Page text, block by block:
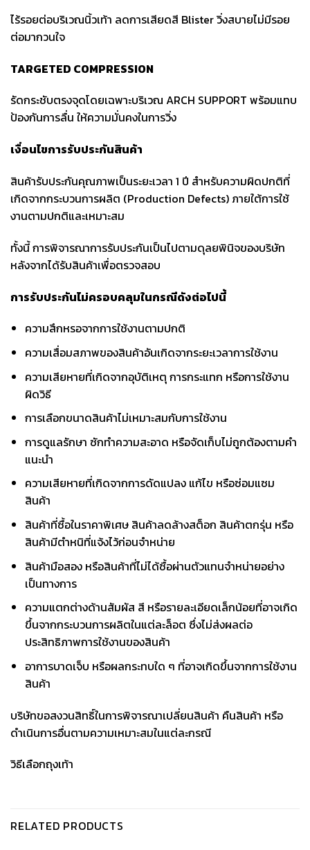
ไร้รอยต่อบริเวณนิ้วเท้า ลดการเสียดสี Blister วิ่งสบายไม่มีรอย
ต่อมากวนใจ
TARGETED COMPRESSION
รัดกระชับตรงจุดโดยเฉพาะบริเวณ ARCH SUPPORT พร้อมแทบ
ป้องกันการลื่น ให้ความมั่นคงในการวิ่ง
เงื่อนไขการรับประกันสินค้า
สินค้ารับประกันคุณภาพเป็นระยะเวลา 1 ปี สำหรับความผิดปกติที่
เกิดจากกระบวนการผลิต (Production Defects) ภายใต้การใช้
งานตามปกติและเหมาะสม
ทั้งนี้ การพิจารณาการรับประกันเป็นไปตามดุลยพินิจของบริษัท
หลังจากได้รับสินค้าเพื่อตรวจสอบ
การรับประกันไม่ครอบคลุมในกรณีดังต่อไปนี้
ความสึกหรอจากการใช้งานตามปกติ
ความเสื่อมสภาพของสินค้าอันเกิดจากระยะเวลาการใช้งาน
ความเสียหายที่เกิดจากอุบัติเหตุ การกระแทก หรือการใช้งาน
ผิดวิธี
การเลือกขนาดสินค้าไม่เหมาะสมกับการใช้งาน
การดูแลรักษา ซักทำความสะอาด หรือจัดเก็บไม่ถูกต้องตามคำ
แนะนำ
ความเสียหายที่เกิดจากการดัดแปลง แก้ไข หรือซ่อมแซม
สินค้า
สินค้าที่ซื้อในราคาพิเศษ สินค้าลดล้างสต็อก สินค้าตกรุ่น หรือ
สินค้ามีตำหนิที่แจ้งไว้ก่อนจำหน่าย
สินค้ามือสอง หรือสินค้าที่ไม่ได้ซื้อผ่านตัวแทนจำหน่ายอย่าง
เป็นทางการ
ความแตกต่างด้านสัมผัส สี หรือรายละเอียดเล็กน้อยที่อาจเกิด
ขึ้นจากกระบวนการผลิตในแต่ละล็อต ซึ่งไม่ส่งผลต่อ
ประสิทธิภาพการใช้งานของสินค้า
อาการบาดเจ็บ หรือผลกระทบใด ๆ ที่อาจเกิดขึ้นจากการใช้งาน
สินค้า
บริษัทขอสงวนสิทธิ์ในการพิจารณาเปลี่ยนสินค้า คืนสินค้า หรือ
ดำเนินการอื่นตามความเหมาะสมในแต่ละกรณี
วิธีเลือกถุงเท้า
RELATED PRODUCTS